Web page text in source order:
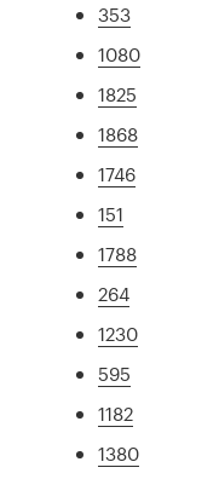
353
1080
1825
1868
1746
151
1788
264
1230
595
1182
1380